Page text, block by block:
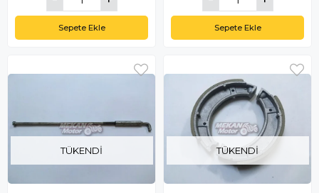
Sepete Ekle Sepete Ekle
TÜKENDI TÜKENDI